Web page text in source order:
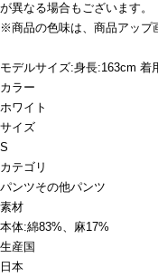
が異なる場合もございます。
※商品の色味は、商品アップ
モデルサイズ:身長:163cm 着
カラー
ホワイト
サイズ
S
カテゴリ
パンツその他パンツ
素材
本体:綿83%、麻17%
生産国
日本